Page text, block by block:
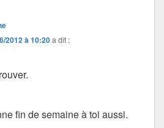
2012 à 10:20a dit :
fin de semaine à toi aussi.